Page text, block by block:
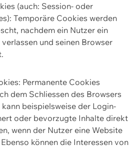
(auch: Session- oder
Temporäre Cookies werden
nachdem ein Nutzer ein
und seinen Browser
Permanente Cookies
dem Schliessen des Browsers
beispielsweise der Login-
oder bevorzugte Inhalte direkt
wenn der Nutzer eine Website
können die Interessen von